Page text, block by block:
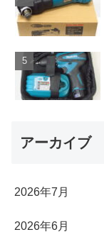
アーカイブ
2026年7月
2026年6月